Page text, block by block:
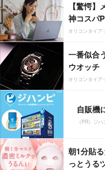
【驚愕
神コスパ
オリコンタイア
一番似合
ウオッチ
オリコンタイア
自販機
（PR）ジハ
朝1分貼
っとうる